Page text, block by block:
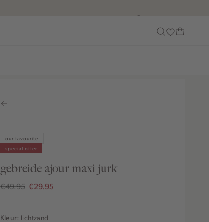
our favourite
special offer
gebreide ajour maxi jurk
€49.95 €29.95
Kleur: lichtzand